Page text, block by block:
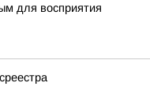
для восприятия